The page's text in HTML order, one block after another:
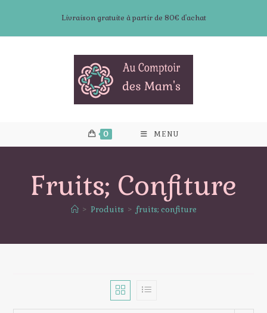
content
Livraison gratuite à partir de 80€ d'achat
0 MENU
Fruits; Confiture
> Produits > fruits; confiture